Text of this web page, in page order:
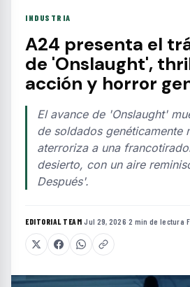
INDUSTRIA
A24 presenta el
de 'Onslaught',
acción y horror
El avance de 'Onslaught'
de soldados genéticamente
aterroriza a una
desierto, con un aire
Después'.
EDITORIAL TEAM·Jul 29, 2026·2 min de lectura·